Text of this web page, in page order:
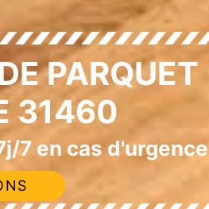
PARQUET
31460
7 en cas d'urgence